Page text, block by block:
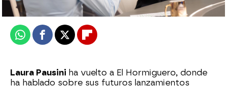
Publicado:26 de septiembre de 2024, 22:24
WhatsappFacebook
X Flipboard
Laura Pausini ha vuelto a El Hormiguero, donde
ha hablado sobre sus futuros lanzamientos